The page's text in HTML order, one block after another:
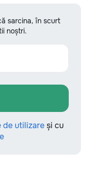
sarcina, în scurt
noștri.
de utilizareși cu